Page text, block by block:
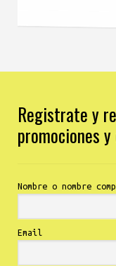
Registrate y
promociones
Nombre o nombre
Email